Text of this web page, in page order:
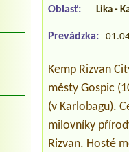
Oblasť: Lika -
Prevádzka:
Kemp Rizvan
městy Gospic
(v Karlobagu).
milovníky
Rizvan. Hosté